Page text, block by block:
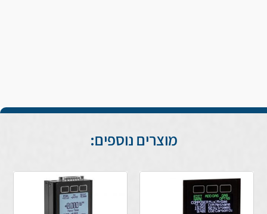
מוצרים נוספים: